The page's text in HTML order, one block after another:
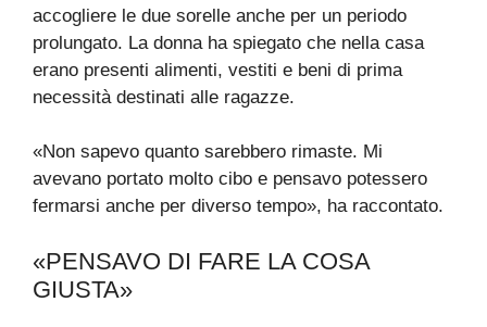
accogliere le due sorelle anche per un periodo
prolungato. La donna ha spiegato che nella casa
erano presenti alimenti, vestiti e beni di prima
necessità destinati alle ragazze.
«Non sapevo quanto sarebbero rimaste. Mi
avevano portato molto cibo e pensavo potessero
fermarsi anche per diverso tempo», ha raccontato.
«PENSAVO DI FARE LA COSA
GIUSTA»